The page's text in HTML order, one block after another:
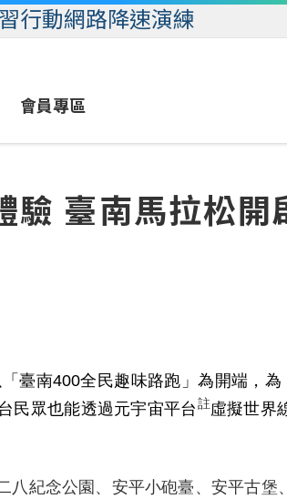
行動網路降速演練
群組
會員專區
會員專區臺南馬拉松開
臺南400全民趣味路跑」為開端，為
民眾也能透過元宇宙平台 註虛擬世界
紀念公園、安平小砲臺、安平古堡